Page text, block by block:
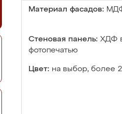
Материал фасадов:
Стеновая панель: ХДФ
фотопечатью
Цвет: на выбор, более